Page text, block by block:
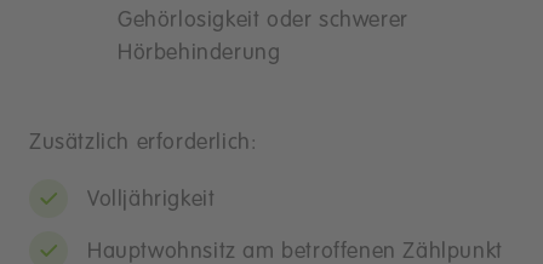
Gehörlosigkeit oder schwerer
Hörbehinderung
Zusätzlich erforderlich:
Volljährigkeit
Hauptwohnsitz am betroffenen Zählpunkt